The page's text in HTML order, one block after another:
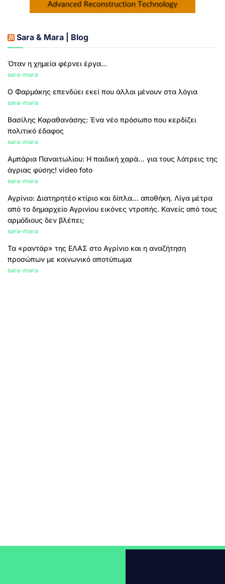
Sara & Mara | Blog
Όταν η χημεία φέρνει έργα...
sara-mara
Ο Φαρμάκης επενδύει εκεί που άλλοι μένουν στα λόγια
sara-mara
Βασίλης Καραθανάσης: Ένα νέο πρόσωπο που κερδίζει
πολιτικό έδαφος
sara-mara
Αμπάρια Παναιτωλίου: Η παιδική χαρά… για τους λάτρεις της
άγριας φύσης! video foto
sara-mara
Αγρίνιο: Διατηρητέο κτίριο και δίπλα… αποθήκη. Λίγα μέτρα
από το δημαρχείο Αγρινίου εικόνες ντροπής. Κανείς από τους
αρμόδιους δεν βλέπει;
sara-mara
Τα «ραντάρ» της ΕΛΑΣ στο Αγρίνιο και η αναζήτηση
προσώπων με κοινωνικό αποτύπωμα
sara-mara